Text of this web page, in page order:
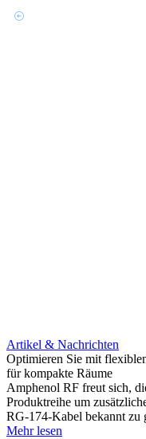
Artikel & Nachrichten
Optimieren Sie mit
für kompakte Räume
Amphenol RF freut sich,
Produktreihe um
RG-174-Kabel bekannt zu
Mehr lesen